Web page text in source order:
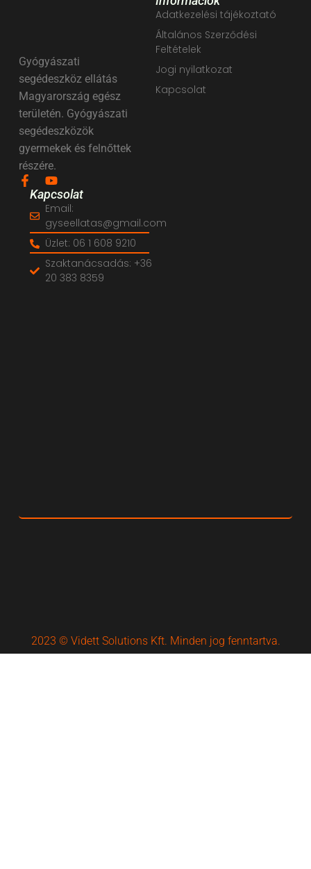
Gyógyászati
segédeszköz ellátás
Magyarország egész
területén. Gyógyászati
segédeszközök
gyermekek és felnőttek
részére.
Adatkezelési tájékoztató
Általános Szerződési
Feltételek
Jogi nyilatkozat
Kapcsolat
Kapcsolat
Email:
gyseellatas@gmail.com
Üzlet: 06 1 608 9210
Szaktanácsadás: +36
20 383 8359
2023 © Vidett Solutions Kft. Minden jog fenntartva.